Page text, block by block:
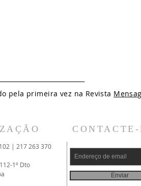
pela primeira vez na Revista
| 217 263 370
1º Dto
CONTACTE-
Enviar